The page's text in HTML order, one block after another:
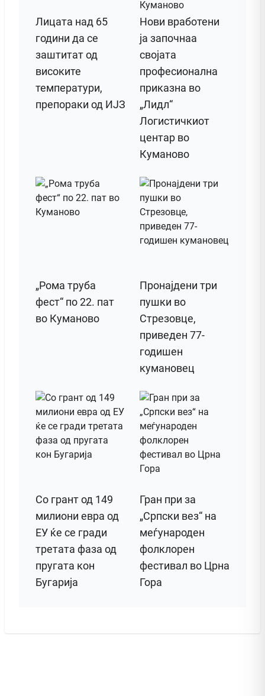
Лицата над 65
години да се
заштитат од
високите
температури,
препораки од ИЈЗ
Нови вработени
ја започнаа
својата
професионална
приказна во
„Лидл“
Логистичкиот
центар во
Куманово
„Рома труба
фест“ по 22. пат
во Куманово
Пронајдени три
пушки во
Стрезовце,
приведен 77-
годишен
кумановец
Со грант од 149
милиони евра од
ЕУ ќе се гради
третата фаза од
пругата кон
Бугарија
Гран при за
„Српски вез“ на
меѓународен
фолклорен
фестивал во Црна
Гора